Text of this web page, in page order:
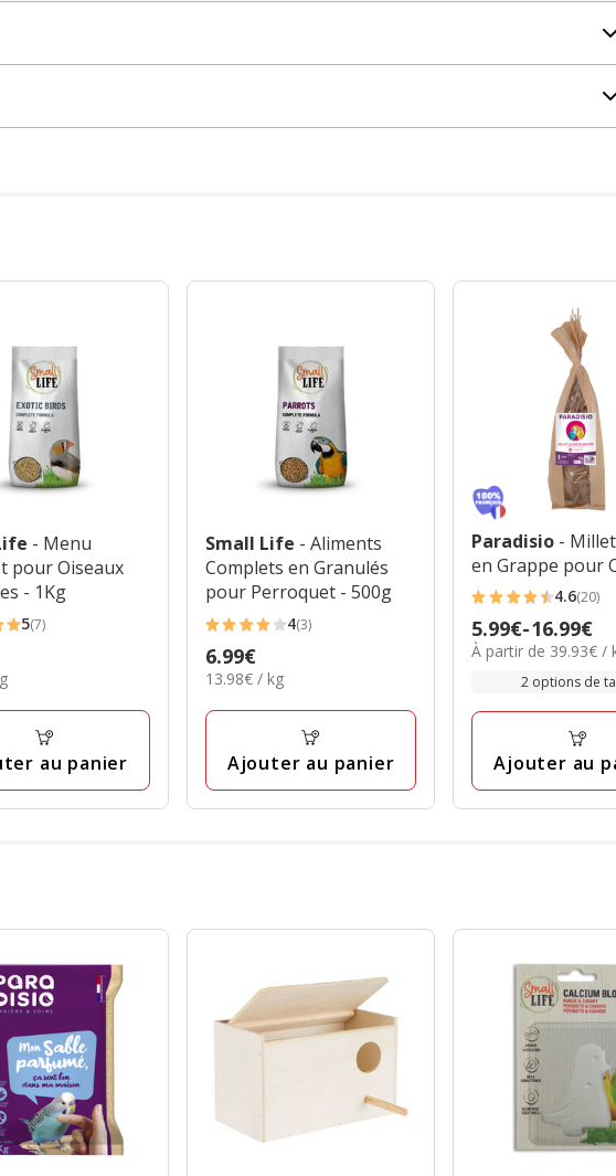
- Menu
pour Oiseaux
- 1Kg
5(7)
au panier
Small Life - Aliments
Complets en Granulés
pour Perroquet - 500g
4
étoiles
avec
3
4(3)
Prix
6.99€
6.99€
13.98€
Kg
13.98€ / kg
Ajouter au panier
Paradisio -
en Grappe pour
4.6
étoiles
avec
avis
4.6(20)
Prix
de
à
5.99€-16.99€
39.93€
À partir de 39.93€ /
2 options de
Ajouter au